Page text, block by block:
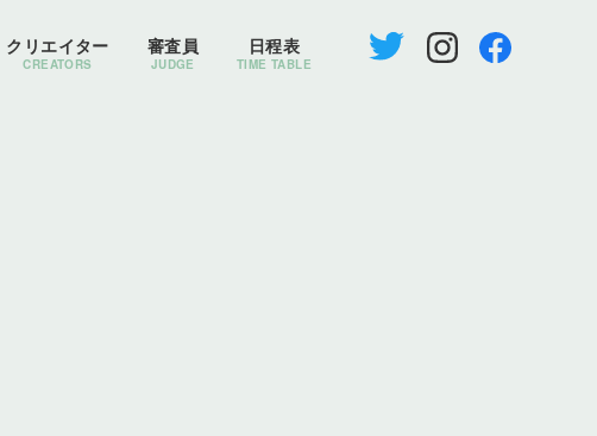
クリエイター
CREATORS
審査員
JUDGE
日程表
TIME TABLE